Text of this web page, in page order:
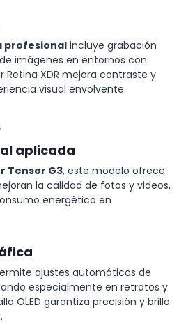
incluye grabación
imágenes en entornos con
Retina XDR mejora contraste y
visual envolvente.
aplicada
Tensor G3, este modelo ofrece
la calidad de fotos y videos,
energético en
ajustes automáticos de
especialmente en retratos y
OLED garantiza precisión y brillo